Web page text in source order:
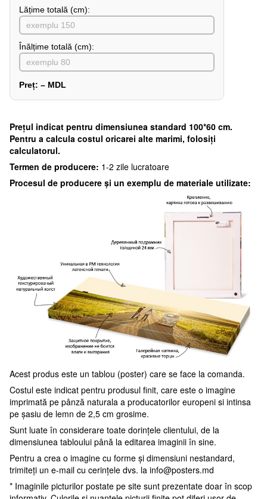
Lățime totală (cm):
Înălțime totală (cm):
Preț: – MDL
Preţul indicat pentru dimensiunea standard 100*60 cm.
Pentru a calcula costul oricarei alte marimi, folosiți
calculatorul.
Termen de producere: 1-2 zile lucratoare
Procesul de producere și un exemplu de materiale utilizate:
Acest produs este un tablou (poster) care se face la comanda.
Costul este indicat pentru produsul finit, care este o imagine
imprimată pe pânză naturala a producatorilor europeni si intinsa
pe șasiu de lemn de 2,5 cm grosime.
Sunt luate în considerare toate dorințele clientului, de la
dimensiunea tabloului până la editarea imaginii în sine.
Pentru a crea o imagine cu forme și dimensiuni nestandard,
trimiteți un e-mail cu cerințele dvs. la info@posters.md
* Imaginile picturilor postate pe site sunt prezentate doar în scop